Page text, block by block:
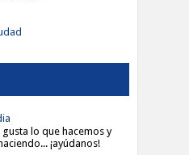
lo que hacemos y
¡ayúdanos!